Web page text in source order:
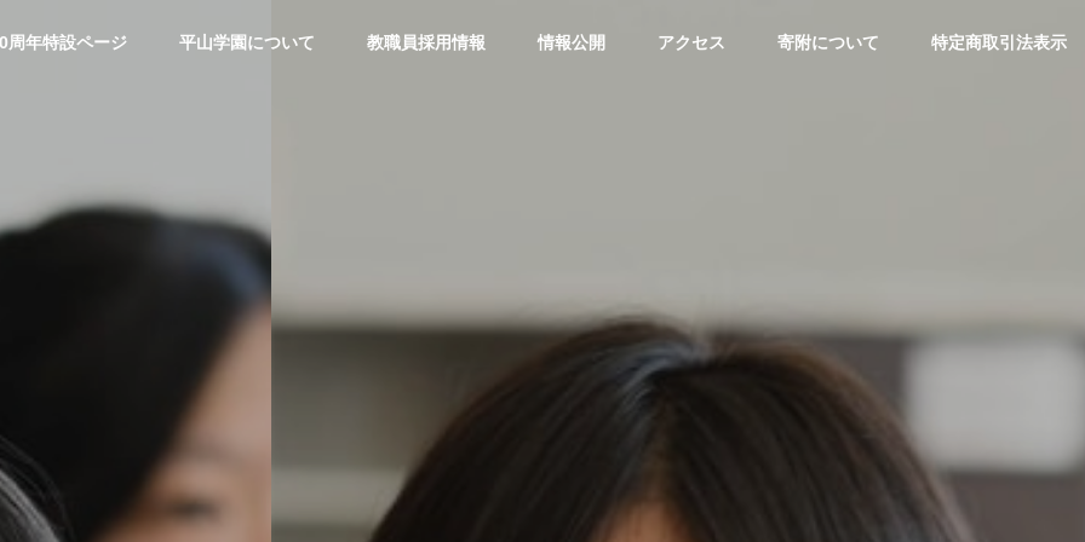
周年特設ページ 平山学園について 教職員採用情報 情報公開 アクセス 寄附について 特定商取引法表示